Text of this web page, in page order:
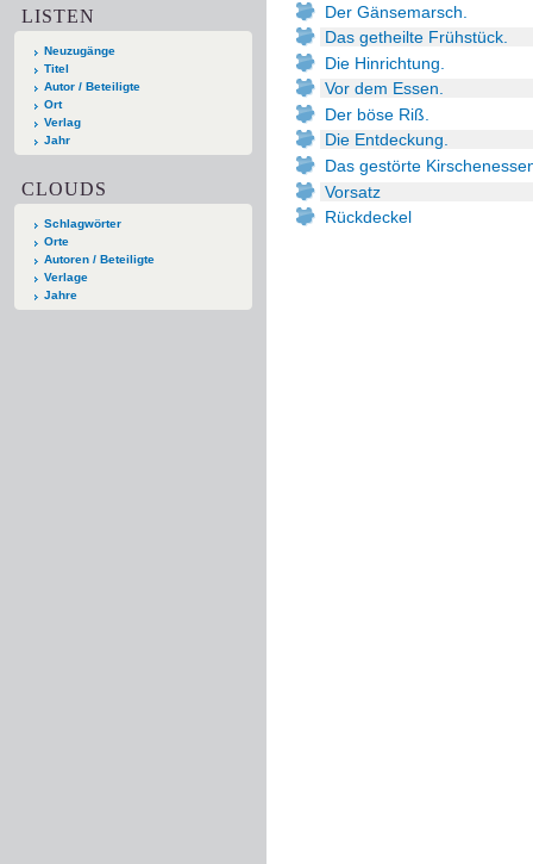
LISTEN
Neuzugänge
Titel
Autor / Beteiligte
Ort
Verlag
Jahr
CLOUDS
Schlagwörter
Orte
Autoren / Beteiligte
Verlage
Jahre
Der Gänsemarsch.
Das getheilte Frühstück.
Die Hinrichtung.
Vor dem Essen.
Der böse Riß.
Die Entdeckung.
Das gestörte
Vorsatz
Rückdeckel